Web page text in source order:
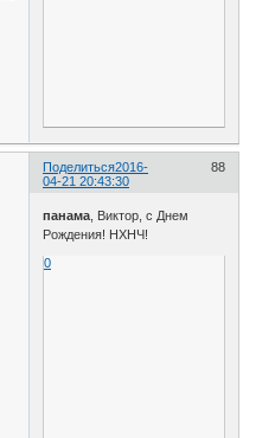
Поделиться 88
2016-
04-21 20:43:30
панама , Виктор, с Днем
Рождения! НХНЧ!
0